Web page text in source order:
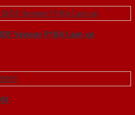
Veneer P1R4 Cam xe